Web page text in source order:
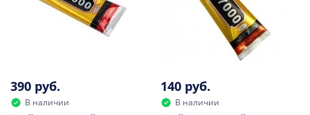
390 руб.
В наличии
140 руб.
В наличии